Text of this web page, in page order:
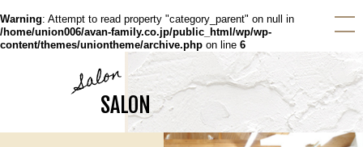
Warning: Attempt to read property "category_parent" on null in
/home/union006/avan-family.co.jp/public_html/wp/wp-
content/themes/uniontheme/archive.php on line 6
Salon
SALON